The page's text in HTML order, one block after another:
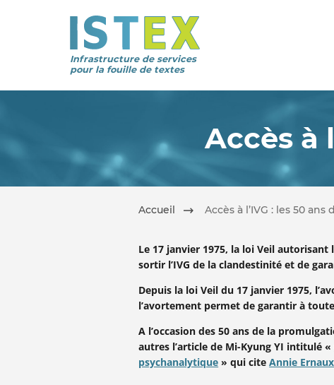
Infrastructure de services
pour la fouille de textes
Accès à
Accueil Accès à l’IVG : les 50 ans
Le 17 janvier 1975, la loi Veil
sortir l’IVG de la clandestinité et de
Depuis la loi Veil du 17 janvier 1975,
l’avortement permet de garantir à
A l’occasion des 50 ans de la
autres l’article de Mi-Kyung YI intitulé «
psychanalytique » qui citeAnnie Ernaux